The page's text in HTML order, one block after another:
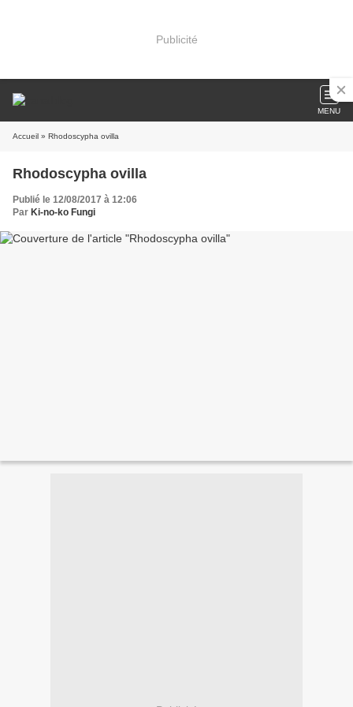
Publicité
MENU
Accueil » Rhodoscypha ovilla
Rhodoscypha ovilla
Publié le 12/08/2017 à 12:06
Par Ki-no-ko Fungi